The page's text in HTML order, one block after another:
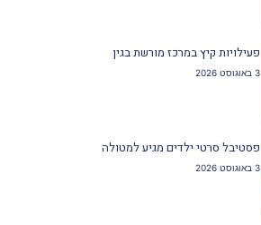
פעילויות קיץ במרכז מורשת בגין
3 באוגוסט 2026
פסטיבל סרטי ילדים מגיע למטולה
3 באוגוסט 2026